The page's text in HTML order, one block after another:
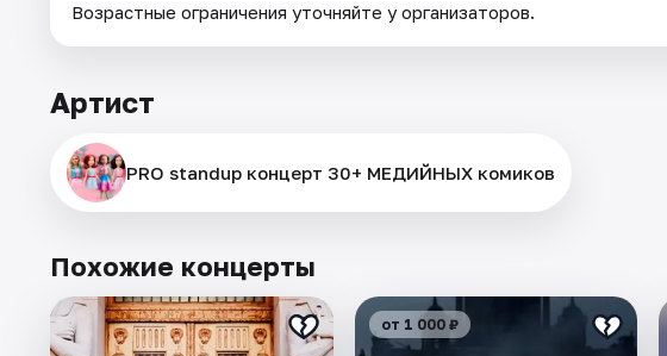
Возрастные ограничения уточняйте у организаторов.
Артист
PRO standup концерт 30+ МЕДИЙНЫХ комиков
Похожие концерты
от 1 000 ₽